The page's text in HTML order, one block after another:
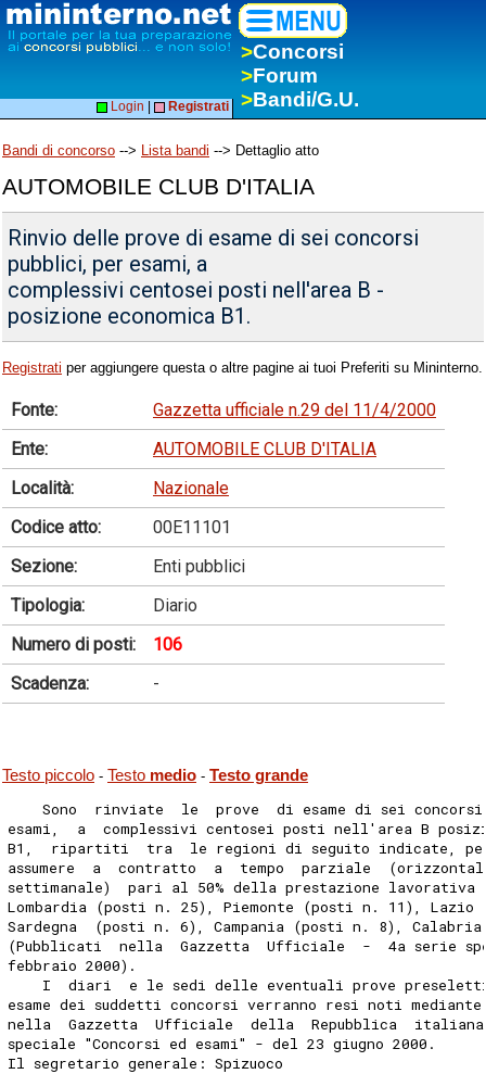
>Concorsi
>Forum
>Bandi/G.U.
Login Registrati
Bandi di concorso --> Lista bandi --> Dettaglio atto
AUTOMOBILE CLUB D'ITALIA
Rinvio delle prove di esame di sei concorsi
pubblici, per esami, a
complessivi centosei posti nell'area B -
posizione economica B1.
Registrati per aggiungere questa o altre pagine ai tuoi Preferiti su Mininterno.
Fonte:
Gazzetta ufficiale n.29 del 11/4/2000
Ente:
AUTOMOBILE CLUB D'ITALIA
Località:
Nazionale
Codice atto:
00E11101
Sezione:
Enti pubblici
Tipologia:
Diario
Numero di posti:
106
Scadenza:
-
Testo piccolo - Testo medio - Testo grande
Sono  rinviate  le  prove  di esame di sei
esami,  a  complessivi centosei posti nell'area B
B1,  ripartiti  tra  le regioni di seguito indicate, per
assumere  a  contratto  a  tempo  parziale
settimanale)  pari al 50% della prestazione lavorativa
Lombardia (posti n. 25), Piemonte (posti n. 11),
Sardegna  (posti n. 6), Campania (posti n. 8),
(Pubblicati  nella  Gazzetta  Ufficiale  -  4a serie
febbraio 2000).
I  diari  e le sedi delle eventuali prove
esame dei suddetti concorsi verranno resi noti
nella  Gazzetta  Ufficiale  della  Repubblica
speciale "Concorsi ed esami" - del 23 giugno 2000.
Il segretario generale: Spizuoco